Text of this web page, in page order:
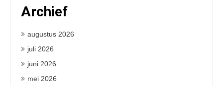
Archief
augustus 2026
juli 2026
juni 2026
mei 2026